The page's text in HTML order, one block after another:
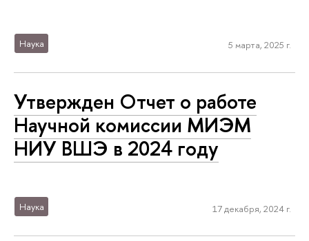
Наука 5 марта, 2025 г.
Утвержден Отчет о работе
Научной комиссии МИЭМ
НИУ ВШЭ в 2024 году
Наука 17 декабря, 2024 г.